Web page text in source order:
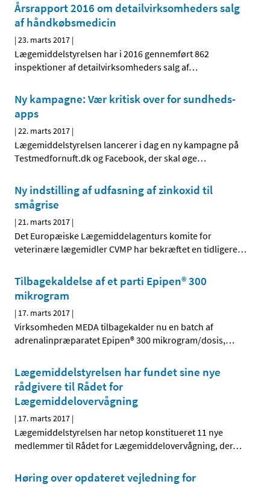
Årsrapport 2016 om detailvirksomheders salg
af håndkøbsmedicin
|23. marts 2017 |
Lægemiddelstyrelsen har i 2016 gennemført 862
inspektioner af detailvirksomheders salg af…
Ny kampagne: Vær kritisk over for sundheds-
apps
|22. marts 2017 |
Lægemiddelstyrelsen lancerer i dag en ny kampagne på
Testmedfornuft.dk og Facebook, der skal øge…
Ny indstilling af udfasning af zinkoxid til
smågrise
|21. marts 2017 |
Det Europæiske Lægemiddelagenturs komite for
veterinære lægemidler CVMP har bekræftet en tidligere…
Tilbagekaldelse af et parti Epipen® 300
mikrogram
| 17. marts 2017 |
Virksomheden MEDA tilbagekalder nu en batch af
adrenalinpræparatet Epipen® 300 mikrogram/dosis,…
Lægemiddelstyrelsen har fundet sine nye
rådgivere til Rådet for
Lægemiddelovervågning
| 17. marts 2017 |
Lægemiddelstyrelsen har netop konstitueret 11 nye
medlemmer til Rådet for Lægemiddelovervågning, der…
Høring over opdateret vejledning for